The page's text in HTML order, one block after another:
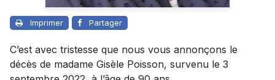
Imprimer Partager
C’est avec tristesse que nous vous annonçons le
décès de madame Gisèle Poisson, survenu le 3